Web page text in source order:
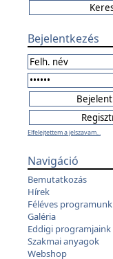
Bejelentkezés
Elfelejtettem a jelszavam...
Navigáció
Bemutatkozás
Hírek
Féléves programunk
Galéria
Eddigi programjaink
Szakmai anyagok
Webshop